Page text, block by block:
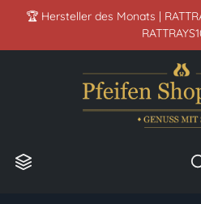
springen
🏆 Hersteller des Monats |